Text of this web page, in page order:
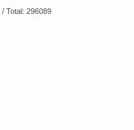
/ Total: 296089